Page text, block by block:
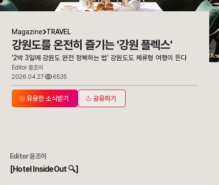
Magazine TRAVEL
강원도를 온전히 즐기는 '강원 플렉스'
'2박 3일에 강원도 완전 정복하는 법' 강원도도 체류형 여행이 뜬다
Editor 윤조이
2026.04.27
6535
유용한 소식받기 공유하기
Editor 윤조이
[Hotel InsideOut 🔍]